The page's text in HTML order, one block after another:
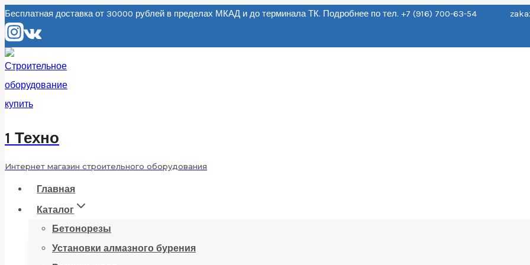
Перейти
к
содержанию
Бесплатная доставка от 30000 рублей в пределах МКАД и до терминала ТК. Подробнее по тел. +7 (916) 700-63-54
1 Техно
Интернет магазин строительного оборудования
Главная
Каталог
Бетонорезы
Установки алмазного бурения